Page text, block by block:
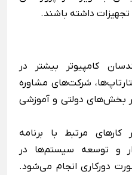
داشته باشند.
کامپیوتر بیشتر در
شرکت‌های مشاوره
بخش‌های دولتی و آموزشی
مرتبط با برنامه
و توسعه سیستم‌ها در
دورکاری انجام می‌شود.